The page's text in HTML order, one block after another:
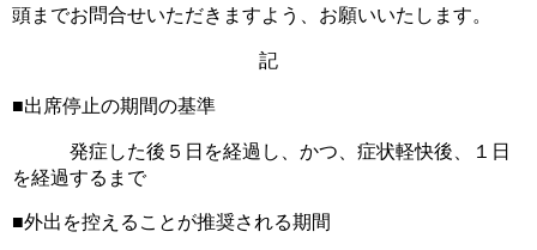
頭までお問合せいただきますよう、お願いいたします。
記
■出席停止の期間の基準
発症した後５日を経過し、かつ、症状軽快後、１日
を経過するまで
■外出を控えることが推奨される期間